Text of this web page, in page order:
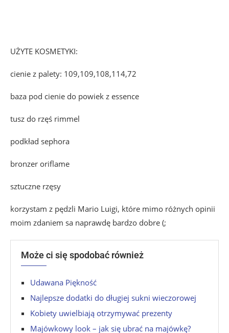
UŻYTE KOSMETYKI:
cienie z palety: 109,109,108,114,72
baza pod cienie do powiek z essence
tusz do rzęś rimmel
podkład sephora
bronzer oriflame
sztuczne rzęsy
korzystam z pędzli Mario Luigi, które mimo różnych opinii
moim zdaniem sa naprawdę bardzo dobre (;
Może ci się spodobać również
Udawana Piękność
Najlepsze dodatki do długiej sukni wieczorowej
Kobiety uwielbiają otrzymywać prezenty
Majówkowy look – jak się ubrać na majówkę?